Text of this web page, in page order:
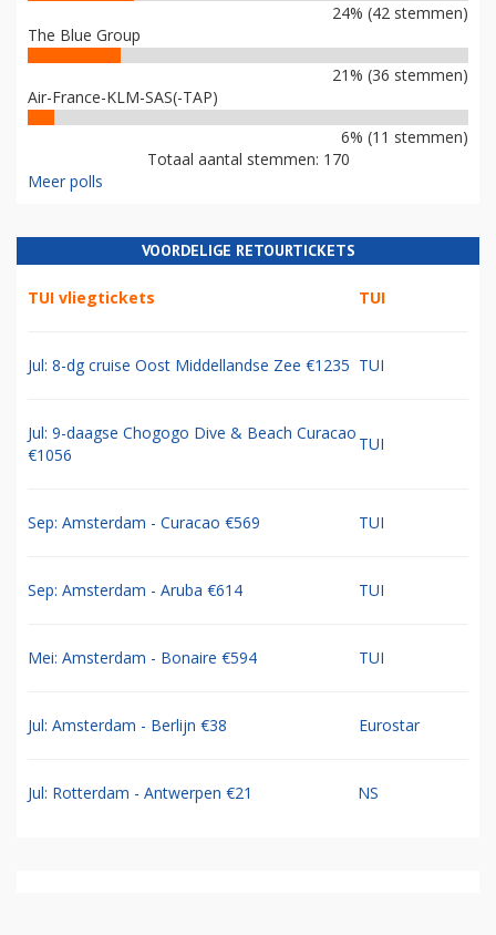
24% (42 stemmen)
The Blue Group
21% (36 stemmen)
Air-France-KLM-SAS(-TAP)
6% (11 stemmen)
Totaal aantal stemmen: 170
Meer polls
VOORDELIGE RETOURTICKETS
TUI vliegtickets TUI
Jul: 8-dg cruise Oost Middellandse Zee €1235 TUI
Jul: 9-daagse Chogogo Dive & Beach Curacao
€1056
TUI
Sep: Amsterdam - Curacao €569 TUI
Sep: Amsterdam - Aruba €614 TUI
Mei: Amsterdam - Bonaire €594 TUI
Jul: Amsterdam - Berlijn €38 Eurostar
Jul: Rotterdam - Antwerpen €21 NS